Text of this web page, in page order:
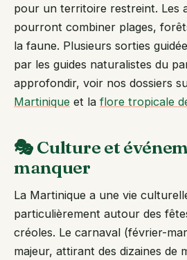
pour un territoire restreint. Les
pourront combiner plages,
la faune. Plusieurs sorties
par les guides naturalistes du
approfondir, voir nos dossiers
Martinique et la flore tropicale
🎭 Culture et
manquer
La Martinique a une vie
particulièrement autour des
créoles. Le carnaval (février-
majeur, attirant des dizaines de